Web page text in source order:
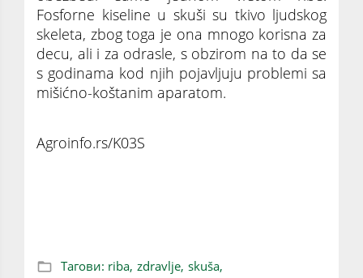
Fosforne kiseline u skuši su tkivo ljudskog
skeleta, zbog toga je ona mnogo korisna za
decu, ali i za odrasle, s obzirom na to da se
s godinama kod njih pojavljuju problemi sa
mišićno-koštanim aparatom.
Agroinfo.rs/K03S
Тагови: riba, zdravlje, skuša,